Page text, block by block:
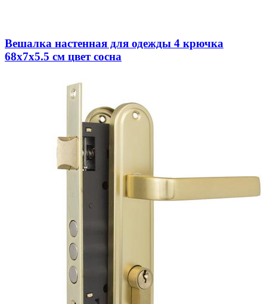
Вешалка настенная для одежды 4 крючка
68х7х5.5 см цвет сосна